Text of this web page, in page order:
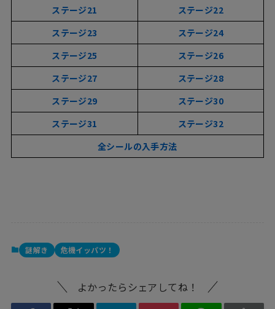
ステージ21
ステージ22
ステージ23
ステージ24
ステージ25
ステージ26
ステージ27
ステージ28
ステージ29
ステージ30
ステージ31
ステージ32
全シールの入手方法
謎解き 危機イッパツ！
よかったらシェアしてね！